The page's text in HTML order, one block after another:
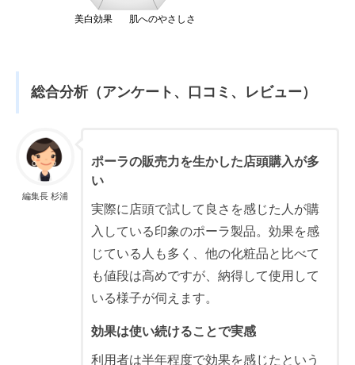
肌へのやさしさ
美白効果
総合分析（アンケート、口コミ、レビュー）
編集長 杉浦
ポーラの販売力を生かした店頭購入が多
い
実際に店頭で試して良さを感じた人が購
入している印象のポーラ製品。効果を感
じている人も多く、他の化粧品と比べて
も値段は高めですが、納得して使用して
いる様子が伺えます。
効果は使い続けることで実感
利用者は半年程度で効果を感じたという